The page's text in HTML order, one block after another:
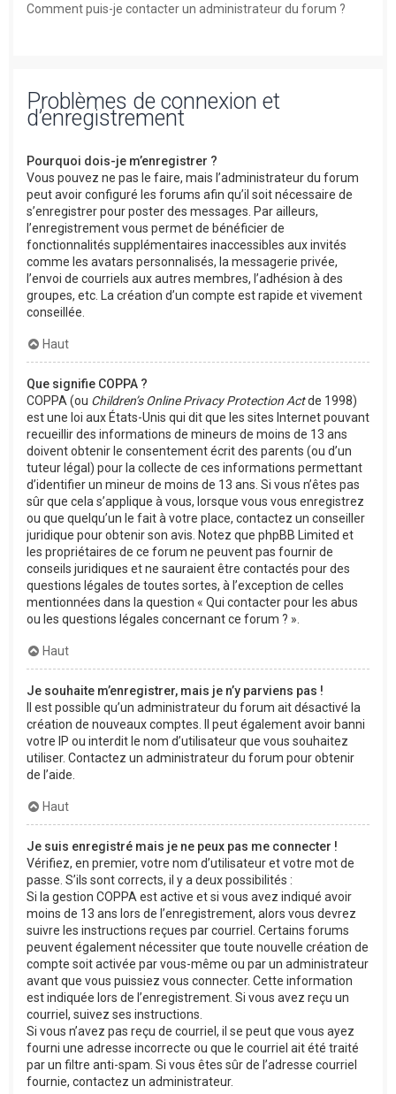
Comment puis-je contacter un administrateur du forum ?
Problèmes de connexion et
d’enregistrement
Pourquoi dois-je m’enregistrer ?
Vous pouvez ne pas le faire, mais l’administrateur du forum
peut avoir configuré les forums afin qu’il soit nécessaire de
s’enregistrer pour poster des messages. Par ailleurs,
l’enregistrement vous permet de bénéficier de
fonctionnalités supplémentaires inaccessibles aux invités
comme les avatars personnalisés, la messagerie privée,
l’envoi de courriels aux autres membres, l’adhésion à des
groupes, etc. La création d’un compte est rapide et vivement
conseillée.
Haut
Que signifie COPPA ?
COPPA (ou Children’s Online Privacy Protection Actde 1998)
est une loi aux États-Unis qui dit que les sites Internet pouvant
recueillir des informations de mineurs de moins de 13 ans
doivent obtenir le consentement écrit des parents (ou d’un
tuteur légal) pour la collecte de ces informations permettant
d’identifier un mineur de moins de 13 ans. Si vous n’êtes pas
sûr que cela s’applique à vous, lorsque vous vous enregistrez
ou que quelqu’un le fait à votre place, contactez un conseiller
juridique pour obtenir son avis. Notez que phpBB Limited et
les propriétaires de ce forum ne peuvent pas fournir de
conseils juridiques et ne sauraient être contactés pour des
questions légales de toutes sortes, à l’exception de celles
mentionnées dans la question « Qui contacter pour les abus
ou les questions légales concernant ce forum ? ».
Haut
Je souhaite m’enregistrer, mais je n’y parviens pas !
Il est possible qu’un administrateur du forum ait désactivé la
création de nouveaux comptes. Il peut également avoir banni
votre IP ou interdit le nom d’utilisateur que vous souhaitez
utiliser. Contactez un administrateur du forum pour obtenir
de l’aide.
Haut
Je suis enregistré mais je ne peux pas me connecter !
Vérifiez, en premier, votre nom d’utilisateur et votre mot de
passe. S’ils sont corrects, il y a deux possibilités :
Si la gestion COPPA est active et si vous avez indiqué avoir
moins de 13 ans lors de l’enregistrement, alors vous devrez
suivre les instructions reçues par courriel. Certains forums
peuvent également nécessiter que toute nouvelle création de
compte soit activée par vous-même ou par un administrateur
avant que vous puissiez vous connecter. Cette information
est indiquée lors de l’enregistrement. Si vous avez reçu un
courriel, suivez ses instructions.
Si vous n’avez pas reçu de courriel, il se peut que vous ayez
fourni une adresse incorrecte ou que le courriel ait été traité
par un filtre anti-spam. Si vous êtes sûr de l’adresse courriel
fournie, contactez un administrateur.